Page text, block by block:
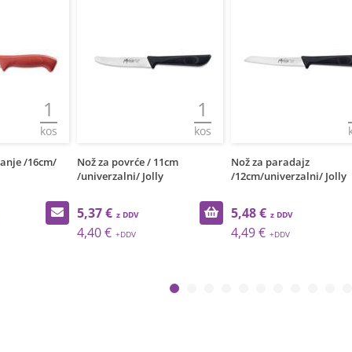
1
kos
/16cm/
1
kos
Nož za povrće / 11cm
/univerzalni/ Jolly
5,37 €
4,40 €
Nož za paradajz
/12cm/univerzalni/ Jolly
5,48 €
4,49 €